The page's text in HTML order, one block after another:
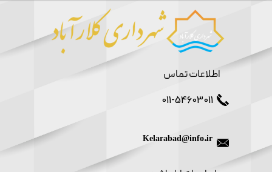
اطلاعات تماس
011-54603011
Kelarabad@info.ir